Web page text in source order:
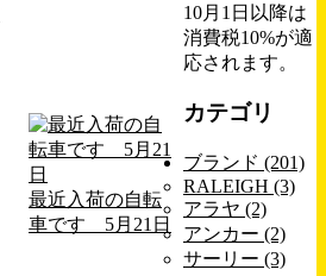
最近入荷の自転
車です 5月21日
10月1日以降は
消費税10%が適
応されます。
カテゴリ
ブランド (201)
RALEIGH (3)
アラヤ (2)
アンカー (2)
サーリー (3)